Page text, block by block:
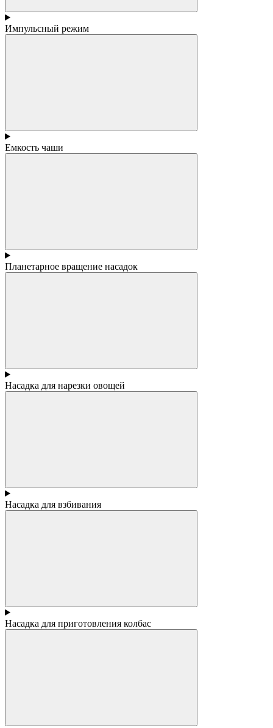
Импульсный режим
Емкость чаши
Планетарное вращение насадок
Насадка для нарезки овощей
Насадка для взбивания
Насадка для приготовления колбас